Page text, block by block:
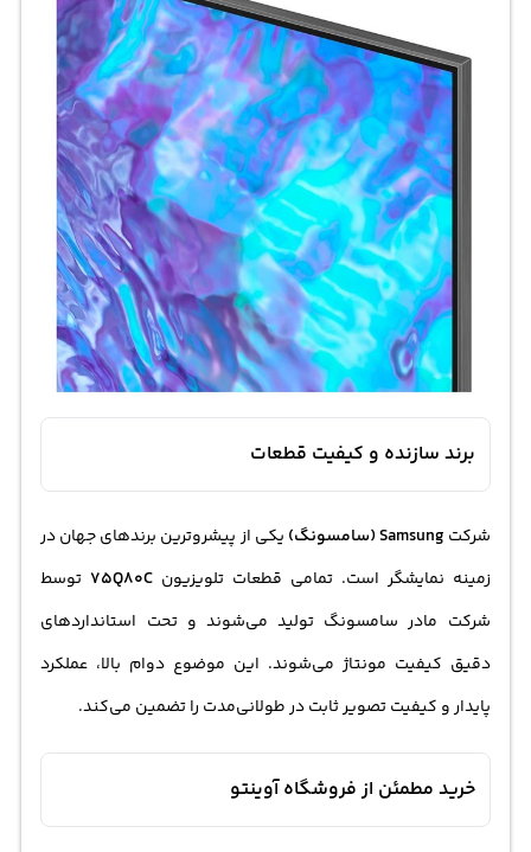
برند سازنده و کیفیت قطعات
شرکت Samsung (سامسونگ)
یکی از پیشروترین برندهای جهان در
زمینه نمایشگر است. تمامی قطعات تلویزیون 75Q80C توسط
شرکت مادر سامسونگ تولید می‌شوند و تحت استانداردهای
دقیق کیفیت مونتاژ می‌شوند. این موضوع دوام بالا، عملکرد
پایدار و کیفیت تصویر ثابت در طولانی‌مدت را تضمین می‌کند.
خرید مطمئن از فروشگاه آوینتو